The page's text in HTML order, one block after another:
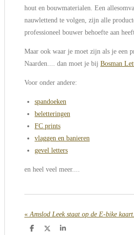
hout en bouwmaterialen. Een
nauwlettend te volgen, zijn alle
professioneel bouwer behoefte aan
Maar ook waar je moet zijn als je een
Naarden.... dan moet je bij Bosman
Voor onder andere:
spandoeken
beletteringen
FC prints
vlaggen en banieren
gevel letters
en heel veel meer....
« Amslod Leek staat op de E-bike
D
D
S